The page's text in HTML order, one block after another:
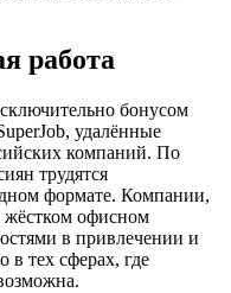
работа
бонусом
удалённые
компаний. По
трудятся
формате. Компании,
жёстком офисном
в привлечении и
тех сферах, где